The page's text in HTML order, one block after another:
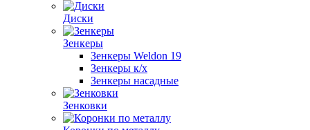
Диски
Зенкеры
Зенкеры Weldon 19
Зенкеры к/х
Зенкеры насадные
Зенковки